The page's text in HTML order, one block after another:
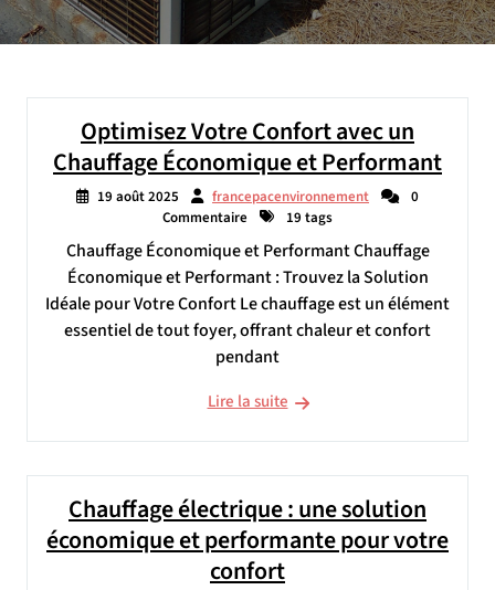
Optimisez Votre Confort avec un
Chauffage Économique et Performant
19 août 2025 francepacenvironnement
0
Commentaire
19 tags
Chauffage Économique et Performant Chauffage
Économique et Performant : Trouvez la Solution
Idéale pour Votre Confort Le chauffage est un élément
essentiel de tout foyer, offrant chaleur et confort
pendant
Lire la suite
Chauffage électrique : une solution
économique et performante pour votre
confort